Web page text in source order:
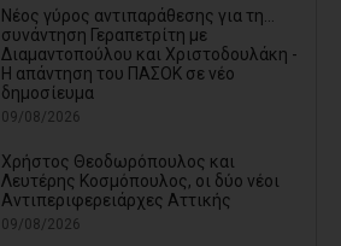
Νέος γύρος αντιπαράθεσης για τη...
συνάντηση Γεραπετρίτη με
Διαμαντοπούλου και Χριστοδουλάκη -
Η απάντηση του ΠΑΣΟΚ σε νέο
δημοσίευμα
09/08/2026
Χρήστος Θεοδωρόπουλος και
Λευτέρης Κοσμόπουλος, οι δύο νέοι
Αντιπεριφερειάρχες Αττικής
09/08/2026